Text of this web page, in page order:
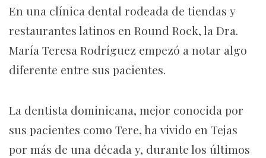
En una clínica dental rodeada de tiendas y
restaurantes latinos en Round Rock, la Dra.
María Teresa Rodríguez empezó a notar algo
diferente entre sus pacientes.
La dentista dominicana, mejor conocida por
sus pacientes como Tere, ha vivido en Tejas
por más de una década y, durante los últimos